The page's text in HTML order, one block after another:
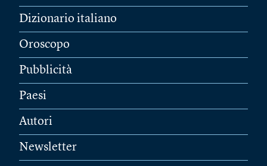
Dizionario italiano
Oroscopo
Pubblicità
Paesi
Autori
Newsletter